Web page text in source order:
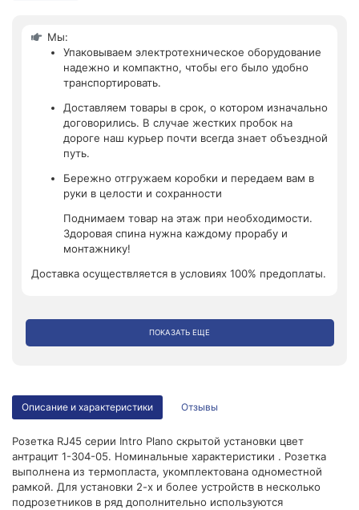
Мы:
Упаковываем электротехническое оборудование
надежно и компактно, чтобы его было удобно
транспортировать.
Доставляем товары в срок, о котором изначально
договорились. В случае жестких пробок на
дороге наш курьер почти всегда знает объездной
путь.
Бережно отгружаем коробки и передаем вам в
руки в целости и сохранности
Поднимаем товар на этаж при необходимости.
Здоровая спина нужна каждому прорабу и
монтажнику!
Доставка осуществляется в условиях 100% предоплаты.
ПОКАЗАТЬ ЕЩЕ
Описание и характеристики Отзывы
Розетка RJ45 серии Intro Plano скрытой установки цвет
антрацит 1-304-05. Номинальные характеристики . Розетка
выполнена из термопласта, укомплектована одноместной
рамкой. Для установки 2-х и более устройств в несколько
подрозетников в ряд дополнительно используются